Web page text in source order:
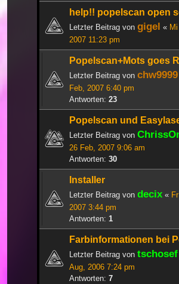
help!! popelscan open
Letzter Beitrag von gigel «
2007 11:23 pm
Popelscan+Mots goes
Letzter Beitrag von chw9999
Feb, 2007 6:40 pm
Antworten: 23
Popelscan und
Letzter Beitrag von
26 Feb, 2007 9:06 am
Antworten: 30
Installer
Letzter Beitrag von decix «
2007 3:44 pm
Antworten: 1
Farbinformationen bei
Letzter Beitrag von tschosef
Aug, 2006 7:24 pm
Antworten: 7